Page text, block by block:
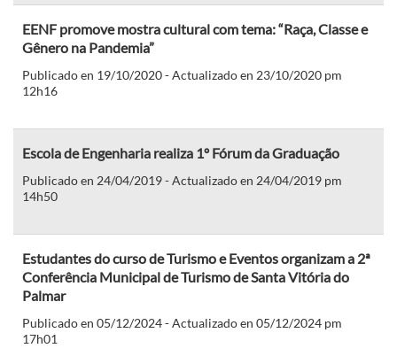
EENF promove mostra cultural com tema: “Raça, Classe e
Gênero na Pandemia”
Publicado en 19/10/2020 - Actualizado en 23/10/2020 pm
12h16
Escola de Engenharia realiza 1º Fórum da Graduação
Publicado en 24/04/2019 - Actualizado en 24/04/2019 pm
14h50
Estudantes do curso de Turismo e Eventos organizam a 2ª
Conferência Municipal de Turismo de Santa Vitória do
Palmar
Publicado en 05/12/2024 - Actualizado en 05/12/2024 pm
17h01